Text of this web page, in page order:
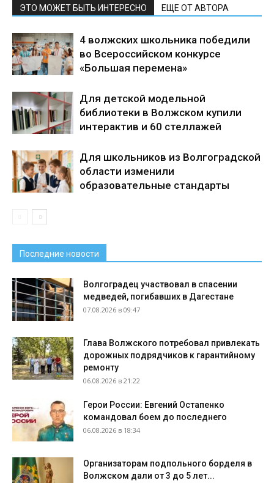
ЭТО МОЖЕТ БЫТЬ ИНТЕРЕСНО ЕЩЕ ОТ АВТОРА
4 волжских школьника победили
во Всероссийском конкурсе
«Большая перемена»
Для детской модельной
библиотеки в Волжском купили
интерактив и 60 стеллажей
Для школьников из Волгоградской
области изменили
образовательные стандарты
Последние новости
Волгоградец участвовал в спасении
медведей, погибавших в Дагестане
07.08.2026 в 09:47
Глава Волжского потребовал привлекать
дорожных подрядчиков к гарантийному
ремонту
06.08.2026 в 21:22
Герои России: Евгений Остапенко
командовал боем до последнего
06.08.2026 в 18:34
Организаторам подпольного борделя в
Волжском дали от 3 до 5 лет...